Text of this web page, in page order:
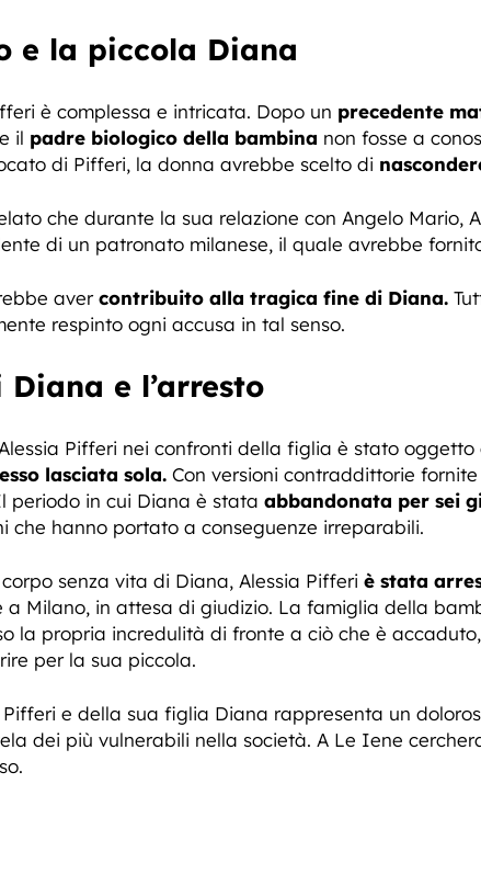
e la piccola Diana
è complessa e intricata. Dopo un precedente
il padre biologico della bambina non fosse a
di Pifferi, la donna avrebbe scelto di
che durante la sua relazione con Angelo Mario,
di un patronato milanese, il quale avrebbe
avercontribuito alla tragica fine di Diana.
respinto ogni accusa in tal senso.
e l’arresto
Pifferi nei confronti della figlia è stato oggetto
lasciata sola. Con versioni contraddittorie
periodo in cui Diana è stata abbandonata per sei
che hanno portato a conseguenze irreparabili.
senza vita di Diana, Alessia Pifferi è stata
a Milano, in attesa di giudizio. La famiglia della
la propria incredulità di fronte a ciò che è
per la sua piccola.
e della sua figlia Diana rappresenta un
dei più vulnerabili nella società. A Le Iene